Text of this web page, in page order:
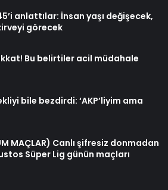
anlattılar: İnsan yaşı değişecek,
görecek
Bu belirtiler acil müdahale
bile bezdirdi: ‘AKP’liyim ama
MAÇLAR) Canlı şifresiz donmadan
Süper Lig günün maçları